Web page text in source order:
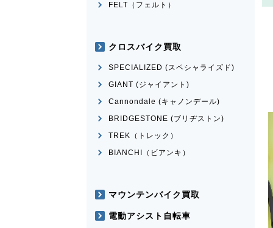
FELT（フェルト）
クロスバイク買取
SPECIALIZED (スペシャライズド)
GIANT (ジャイアント)
Cannondale (キャノンデール)
BRIDGESTONE (ブリヂストン)
TREK（トレック）
BIANCHI（ビアンキ）
マウンテンバイク買取
電動アシスト自転車